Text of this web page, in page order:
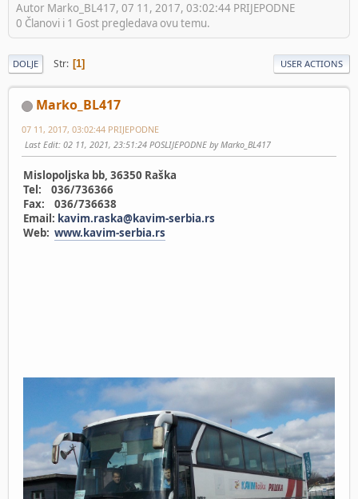
Autor Marko_BL417, 07 11, 2017, 03:02:44 PRIJEPODNE
0 Članovi i 1 Gost pregledava ovu temu.
DOLJE Str 1 USER ACTIONS
Marko_BL417
07 11, 2017, 03:02:44 PRIJEPODNE
Last Edit: 02 11, 2021, 23:51:24 POSLIJEPODNE by Marko_BL417
Mislopoljska bb, 36350 Raška
Tel: 036/736366
Fax: 036/736638
Email: kavim.raska@kavim-serbia.rs
Web: www.kavim-serbia.rs